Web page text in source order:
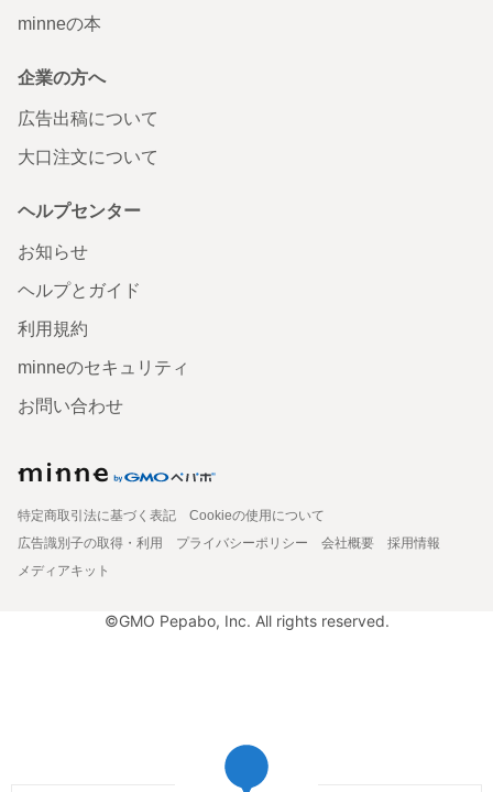
minneの本
企業の方へ
広告出稿について
大口注文について
ヘルプセンター
お知らせ
ヘルプとガイド
利用規約
minneのセキュリティ
お問い合わせ
特定商取引法に基づく表記
Cookieの使用について
広告識別子の取得・利用
プライバシーポリシー 会社概要
採用情報
メディアキット
©GMO Pepabo, Inc. All rights reserved.